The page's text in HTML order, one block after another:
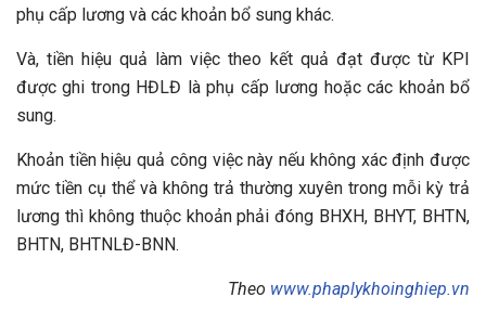
phụ cấp lương và các khoản bổ sung khác.
Và, tiền hiệu quả làm việc theo kết quả đạt được từ KPI
được ghi trong HĐLĐ là phụ cấp lương hoặc các khoản bổ
sung.
Khoản tiền hiệu quả công việc này nếu không xác định được
mức tiền cụ thể và không trả thường xuyên trong mỗi kỳ trả
lương thì không thuộc khoản phải đóng BHXH, BHYT, BHTN,
BHTN, BHTNLĐ-BNN.
Theo www.phaplykhoinghiep.vn